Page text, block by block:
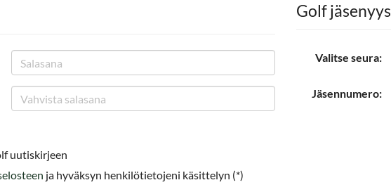
Golf jäsenyys
Valitse seura:
Jäsennumero:
uutiskirjeen
ja hyväksyn henkilötietojeni käsittelyn (*)